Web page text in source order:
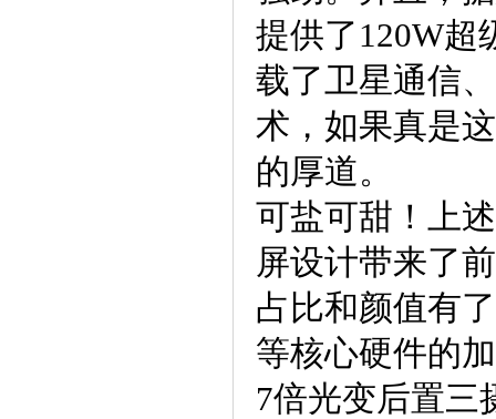
提供了120W超
载了卫星通信
术，如果真是
的厚道。
可盐可甜！上
屏设计带来了
占比和颜值有
等核心硬件的
7倍光变后置三